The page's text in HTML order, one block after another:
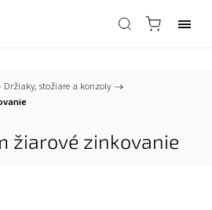
info@tesa-systems.sk
Držiaky, stožiare a konzoly /
žiarové zinkovanie